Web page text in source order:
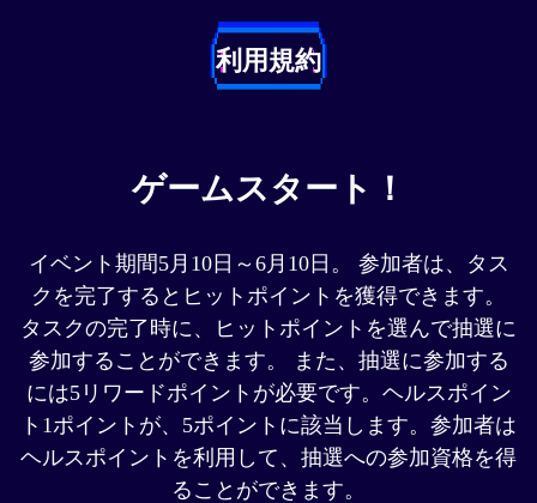
利用規約
ゲームスタート！
イベント期間5月10日～6月10日。 参加者は、タス
クを完了するとヒットポイントを獲得できます。
タスクの完了時に、ヒットポイントを選んで抽選に
参加することができます。 また、抽選に参加する
には5リワードポイントが必要です。ヘルスポイン
ト1ポイントが、5ポイントに該当します。参加者は
ヘルスポイントを利用して、抽選への参加資格を得
ることができます。